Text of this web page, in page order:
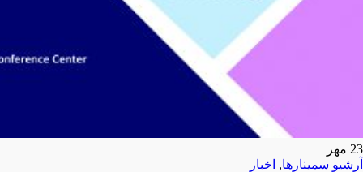
23 مهر
آرشیو سمینارها, اخبار